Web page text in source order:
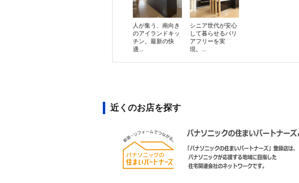
人が集う、南向き
のアイランドキッ
チン。最新の快
適...
シニア世代が安心
して暮らせるバリ
アフリーを実
現。...
近くのお店を探す